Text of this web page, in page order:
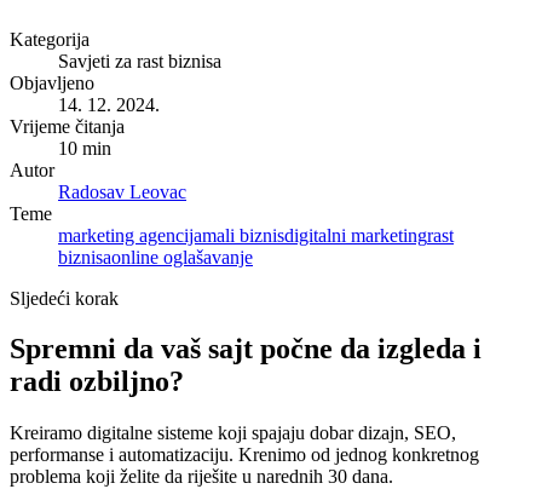
Kategorija
Savjeti za rast biznisa
Objavljeno
14. 12. 2024.
Vrijeme čitanja
10 min
Autor
Radosav Leovac
Teme
marketing agencijamali biznisdigitalni marketingrast
biznisaonline oglašavanje
Sljedeći korak
Spremni da vaš sajt počne da izgleda i
radi ozbiljno?
Kreiramo digitalne sisteme koji spajaju dobar dizajn, SEO,
performanse i automatizaciju. Krenimo od jednog konkretnog
problema koji želite da riješite u narednih 30 dana.